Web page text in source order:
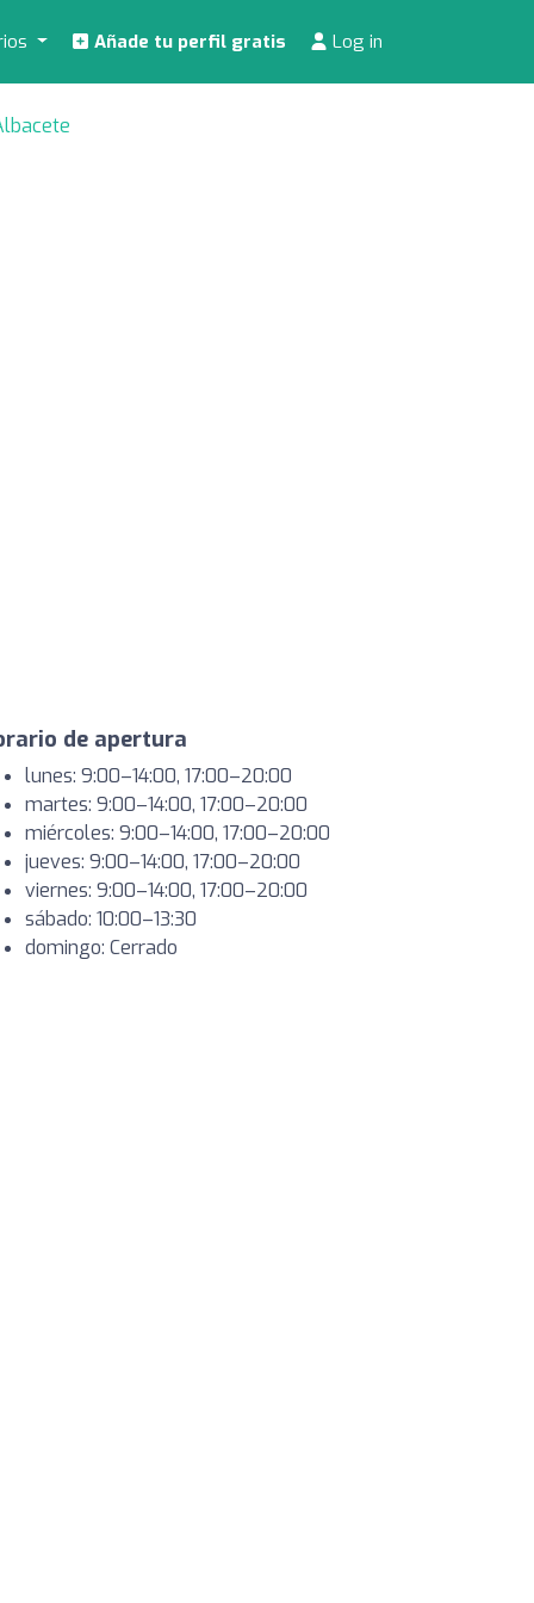
Añade tu perfil gratis Log in
de apertura
lunes: 9:00–14:00, 17:00–20:00
martes: 9:00–14:00, 17:00–20:00
miércoles: 9:00–14:00, 17:00–20:00
jueves: 9:00–14:00, 17:00–20:00
viernes: 9:00–14:00, 17:00–20:00
sábado: 10:00–13:30
domingo: Cerrado